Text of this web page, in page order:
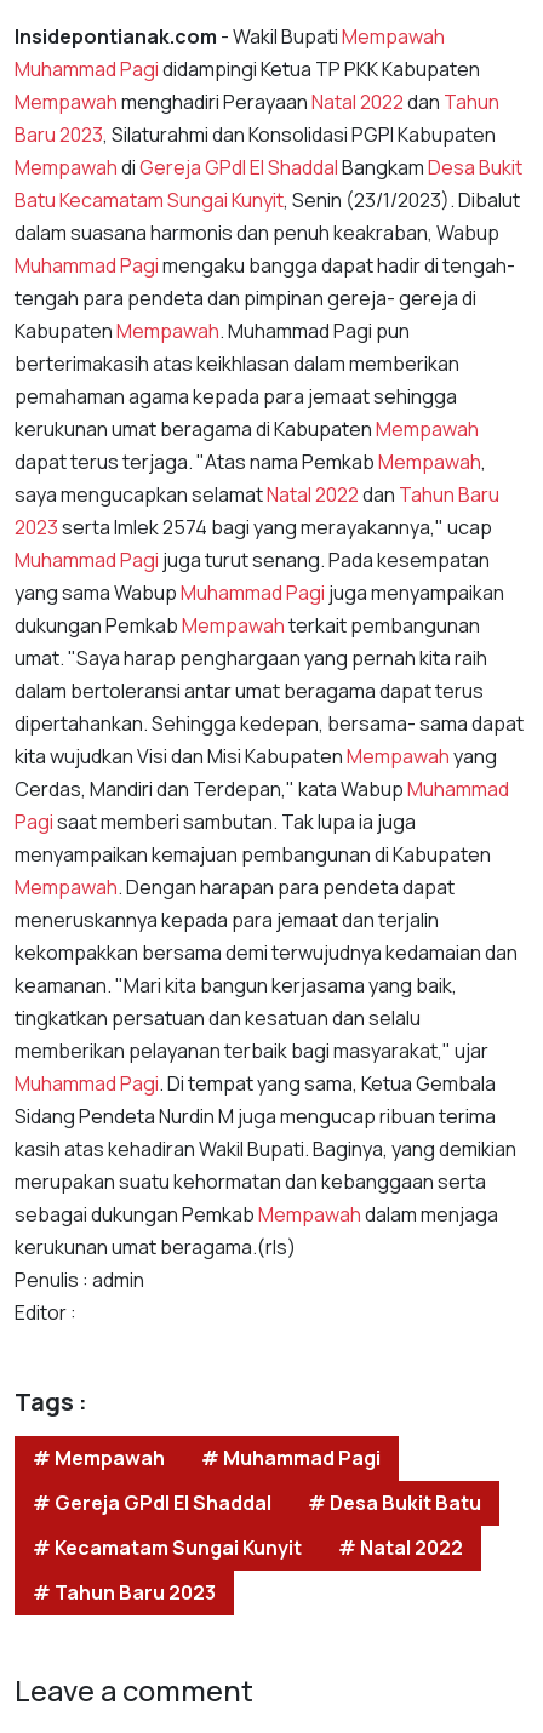
Insidepontianak.com - Wakil BupatiMempawah
Muhammad Pagididampingi Ketua TP PKK Kabupaten
Mempawahmenghadiri PerayaanNatal 2022dan Tahun
Baru 2023, Silaturahmi dan Konsolidasi PGPI Kabupaten
MempawahdiGereja GPdI El ShaddalBangkamDesa Bukit
BatuKecamatam Sungai Kunyit, Senin (23/1/2023). Dibalut
dalam suasana harmonis dan penuh keakraban, Wabup
Muhammad Pagimengaku bangga dapat hadir di tengah-
tengah para pendeta dan pimpinan gereja- gereja di
KabupatenMempawah. Muhammad Pagi pun
berterimakasih atas keikhlasan dalam memberikan
pemahaman agama kepada para jemaat sehingga
kerukunan umat beragama di KabupatenMempawah
dapat terus terjaga. "Atas nama PemkabMempawah,
saya mengucapkan selamatNatal 2022dan Tahun Baru
2023serta Imlek 2574 bagi yang merayakannya," ucap
Muhammad Pagi juga turut senang. Pada kesempatan
yang sama WabupMuhammad Pagi juga menyampaikan
dukungan PemkabMempawahterkait pembangunan
umat. "Saya harap penghargaan yang pernah kita raih
dalam bertoleransi antar umat beragama dapat terus
dipertahankan. Sehingga kedepan, bersama- sama dapat
kita wujudkan Visi dan Misi KabupatenMempawahyang
Cerdas, Mandiri dan Terdepan," kata WabupMuhammad
Pagisaat memberi sambutan. Tak lupa ia juga
menyampaikan kemajuan pembangunan di Kabupaten
Mempawah. Dengan harapan para pendeta dapat
meneruskannya kepada para jemaat dan terjalin
kekompakkan bersama demi terwujudnya kedamaian dan
keamanan. "Mari kita bangun kerjasama yang baik,
tingkatkan persatuan dan kesatuan dan selalu
memberikan pelayanan terbaik bagi masyarakat," ujar
Muhammad Pagi. Di tempat yang sama, Ketua Gembala
Sidang Pendeta Nurdin M juga mengucap ribuan terima
kasih atas kehadiran Wakil Bupati. Baginya, yang demikian
merupakan suatu kehormatan dan kebanggaan serta
sebagai dukungan PemkabMempawahdalam menjaga
kerukunan umat beragama.(rls)
Penulis : admin
Editor :
Tags :
# Mempawah
# Muhammad Pagi
# Gereja GPdI El Shaddal
# Desa Bukit Batu
# Kecamatam Sungai Kunyit
# Natal 2022
# Tahun Baru 2023
Leave a comment